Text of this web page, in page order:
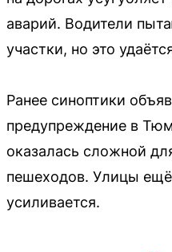
аварий. Водители
участки, но это
Ранее синоптики
предупреждение в
оказалась сложной
пешеходов. Улицы
усиливается.